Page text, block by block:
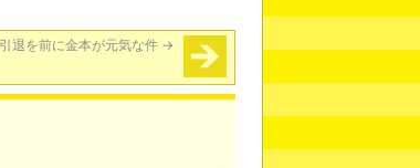
引退を前に金本が元気な件 →